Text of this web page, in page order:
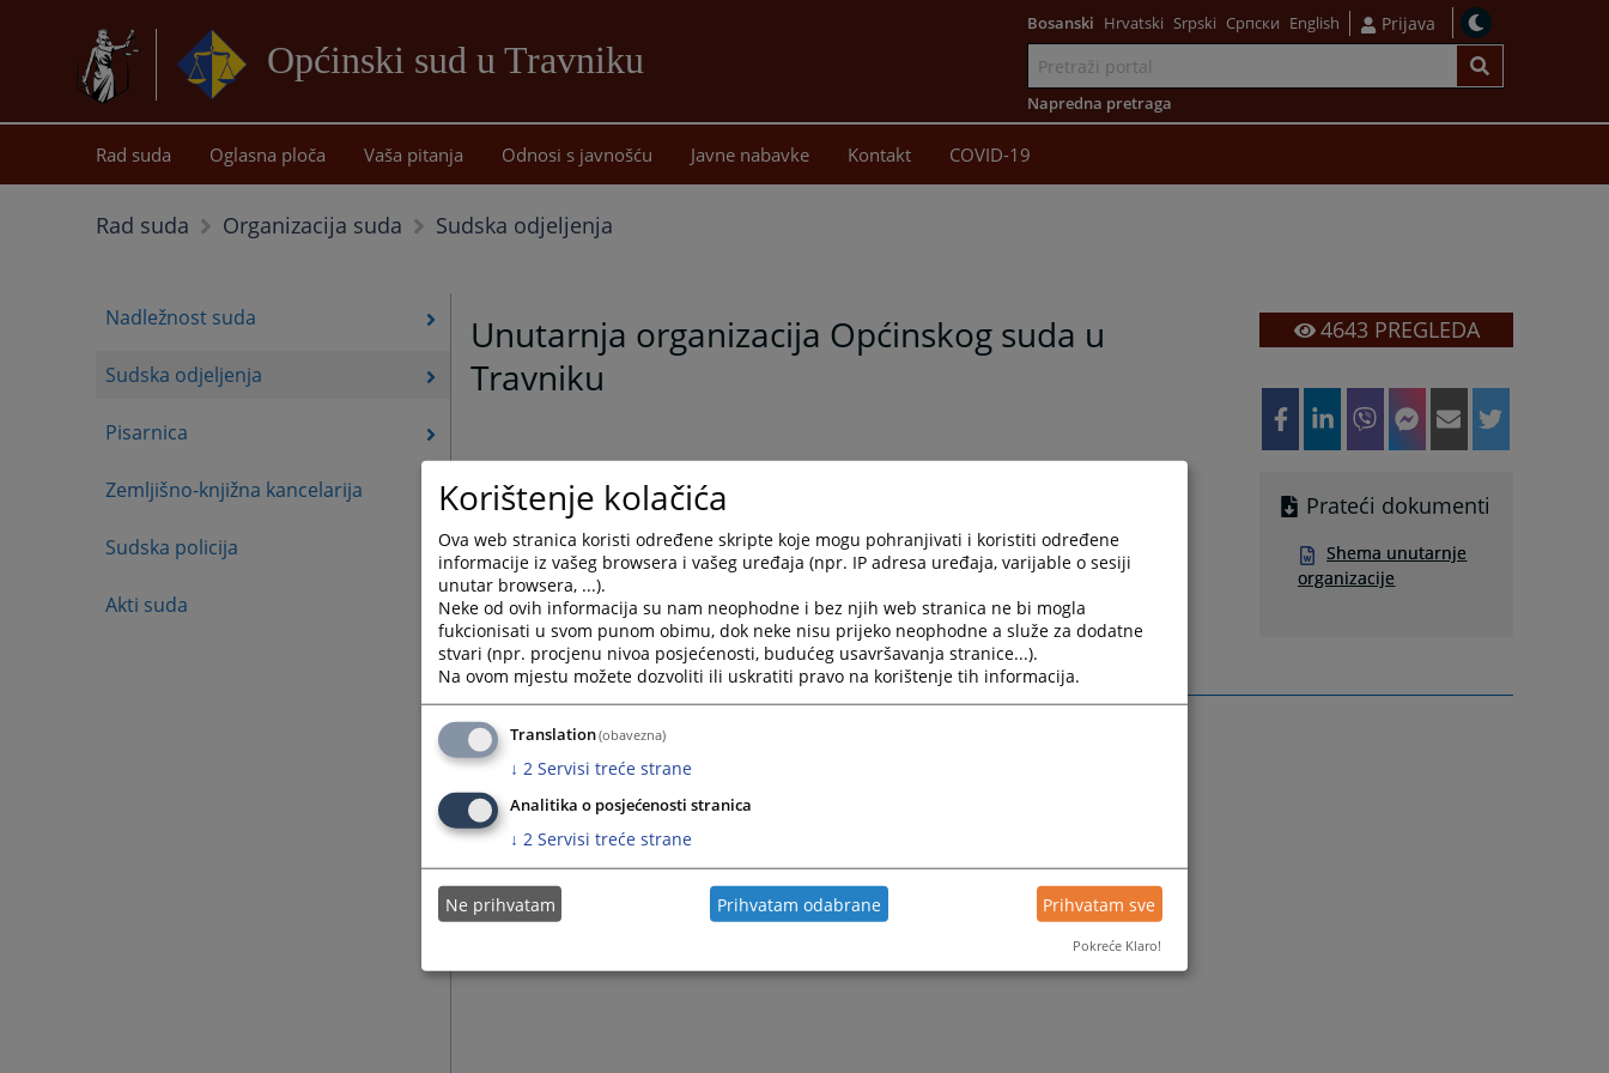
Općinski sud u Travniku
sadržaj
Bosanski Hrvatski Srpski Српски English Prijava
Napredna pretraga
Rad suda Oglasna ploča Vaša pitanja Odnosi s javnošću Javne nabavke Kontakt COVID-19
Rad suda Organizacija suda Sudska odjeljenja
Nadležnost suda
Sudska odjeljenja
Pisarnica
Zemljišno-knjižna kancelarija
Sudska policija
Akti suda
Unutarnja organizacija Općinskog suda u
Travniku
4643PREGLEDA
Prateći dokumenti
Shema unutarnje
organizacije
Korištenje kolačića
Ova web stranica koristi određene skripte koje mogu pohranjivati i koristiti određene
informacije iz vašeg browsera i vašeg uređaja (npr. IP adresa uređaja, varijable o sesiji
unutar browsera, ...).
Neke od ovih informacija su nam neophodne i bez njih web stranica ne bi mogla
fukcionisati u svom punom obimu, dok neke nisu prijeko neophodne a služe za dodatne
stvari (npr. procjenu nivoa posjećenosti, budućeg usavršavanja stranice...).
Na ovom mjestu možete dozvoliti ili uskratiti pravo na korištenje tih informacija.
Translation(obavezna)
↓ 2 Servisi treće strane
Analitika o posjećenosti stranica
↓ 2 Servisi treće strane
Ne prihvatam Prihvatam odabrane Prihvatam sve
Pokreće Klaro!